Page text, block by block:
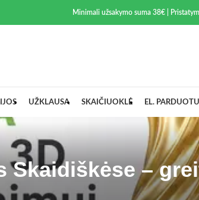
Minimali užsakymo suma 38€ |
UŽKLAUSA SKAIČIUOKLĖ EL.
Skaidiškėse –